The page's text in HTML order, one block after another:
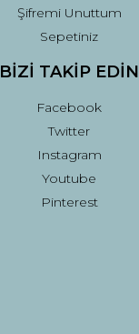
Şifremi Unuttum
Sepetiniz
BİZİ TAKİP EDİN
Facebook
Twitter
Instagram
Youtube
Pinterest